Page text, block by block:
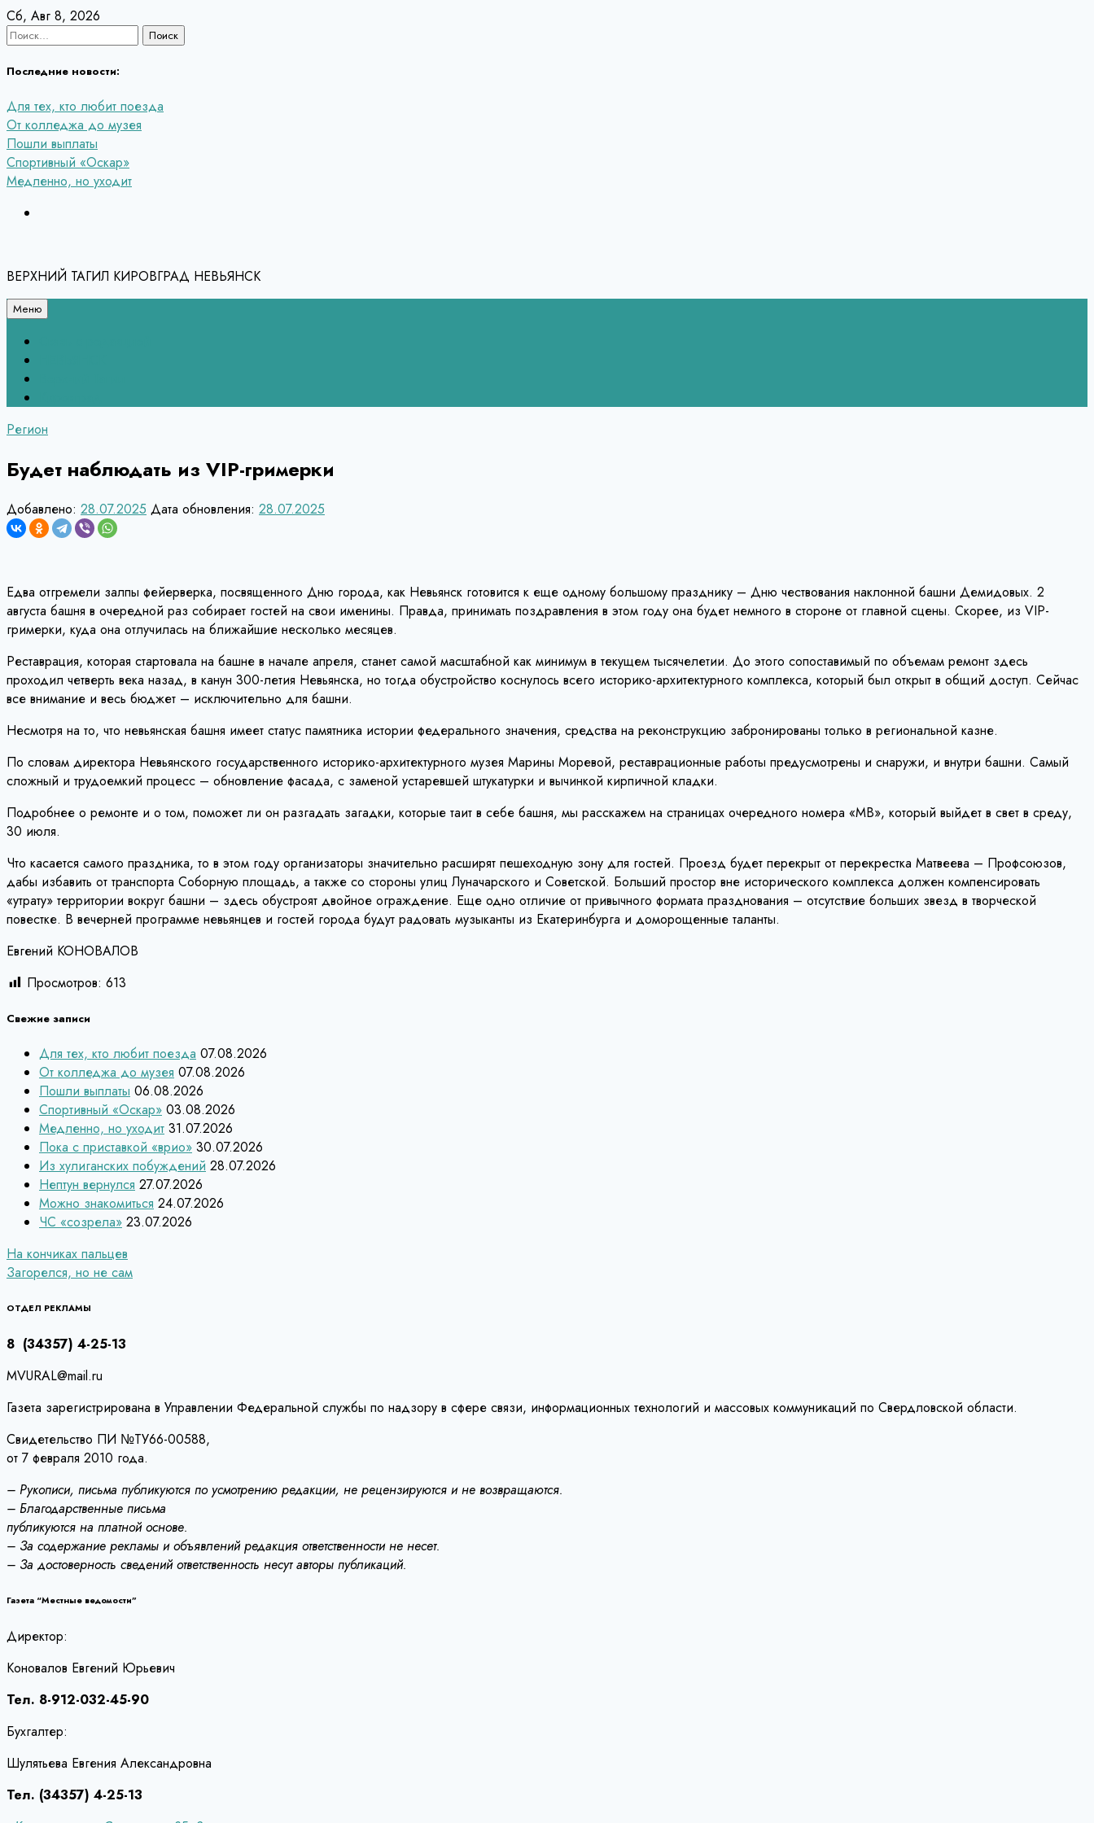
Перейти
к
Сб, Авг 8, 2026
Найти:
Последние новости:
Для тех, кто любит поезда
От колледжа до музея
Пошли выплаты
Спортивный «Оскар»
Медленно, но уходит
ВЕРХНИЙ ТАГИЛ КИРОВГРАД НЕВЬЯНСК
Меню
Регион
Будет наблюдать из VIP-гримерки
Добавлено: 28.07.2025 Дата обновления: 28.07.2025
Едва отгремели залпы фейерверка, посвященного Дню города, как Невьянск готовится к еще одному большому празднику – Дню чествования наклонной башни Демидовых. 2
августа башня в очередной раз собирает гостей на свои именины. Правда, принимать поздравления в этом году она будет немного в стороне от главной сцены. Скорее, из VIP-
гримерки, куда она отлучилась на ближайшие несколько месяцев.
Реставрация, которая стартовала на башне в начале апреля, станет самой масштабной как минимум в текущем тысячелетии. До этого сопоставимый по объемам ремонт здесь
проходил четверть века назад, в канун 300-летия Невьянска, но тогда обустройство коснулось всего историко-архитектурного комплекса, который был открыт в общий доступ. Сейчас
все внимание и весь бюджет – исключительно для башни.
Несмотря на то, что невьянская башня имеет статус памятника истории федерального значения, средства на реконструкцию забронированы только в региональной казне.
По словам директора Невьянского государственного историко-архитектурного музея Марины Моревой, реставрационные работы предусмотрены и снаружи, и внутри башни. Самый
сложный и трудоемкий процесс – обновление фасада, с заменой устаревшей штукатурки и вычинкой кирпичной кладки.
Подробнее о ремонте и о том, поможет ли он разгадать загадки, которые таит в себе башня, мы расскажем на страницах очередного номера «МВ», который выйдет в свет в среду,
30 июля.
Что касается самого праздника, то в этом году организаторы значительно расширят пешеходную зону для гостей. Проезд будет перекрыт от перекрестка Матвеева – Профсоюзов,
дабы избавить от транспорта Соборную площадь, а также со стороны улиц Луначарского и Советской. Больший простор вне исторического комплекса должен компенсировать
«утрату» территории вокруг башни – здесь обустроят двойное ограждение. Еще одно отличие от привычного формата празднования – отсутствие больших звезд в творческой
повестке. В вечерней программе невьянцев и гостей города будут радовать музыканты из Екатеринбурга и доморощенные таланты.
Евгений КОНОВАЛОВ
Просмотров: 613
Свежие записи
Для тех, кто любит поезда 07.08.2026
От колледжа до музея 07.08.2026
Пошли выплаты 06.08.2026
Спортивный «Оскар» 03.08.2026
Медленно, но уходит 31.07.2026
Пока с приставкой «врио» 30.07.2026
Из хулиганских побуждений 28.07.2026
Нептун вернулся 27.07.2026
Можно знакомиться 24.07.2026
ЧС «созрела» 23.07.2026
Навигация
по
записям
На кончиках пальцев
Загорелся, но не сам
ОТДЕЛ РЕКЛАМЫ
8 (34357) 4-25-13
MVURAL@mail.ru
Газета зарегистрирована в Управлении Федеральной службы по надзору в сфере связи, информационных технологий и массовых коммуникаций по Свердловской области.
Свидетельство ПИ №ТУ66-00588,
от 7 февраля 2010 года.
– Рукописи, письма публикуются по усмотрению редакции, не рецензируются и не возвращаются.
– Благодарственные письма
публикуются на платной основе.
– За содержание рекламы и объявлений редакция ответственности не несет.
– За достоверность сведений ответственность несут авторы публикаций.
Газета “Местные ведомости”
Директор:
Коновалов Евгений Юрьевич
Тел. 8-912-032-45-90
Бухгалтер:
Шулятьева Евгения Александровна
Тел. (34357) 4-25-13